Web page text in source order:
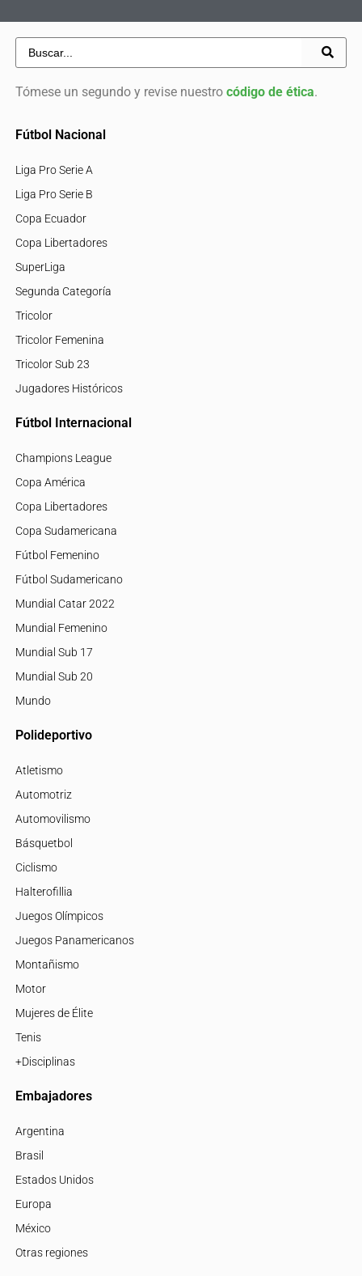
Tómese un segundo y revise nuestro código de ética.
Fútbol Nacional
Liga Pro Serie A
Liga Pro Serie B
Copa Ecuador
Copa Libertadores
SuperLiga
Segunda Categoría
Tricolor
Tricolor Femenina
Tricolor Sub 23
Jugadores Históricos
Fútbol Internacional
Champions League
Copa América
Copa Libertadores
Copa Sudamericana
Fútbol Femenino
Fútbol Sudamericano
Mundial Catar 2022
Mundial Femenino
Mundial Sub 17
Mundial Sub 20
Mundo
Polideportivo
Atletismo
Automotriz
Automovilismo
Básquetbol
Ciclismo
Halterofillia
Juegos Olímpicos
Juegos Panamericanos
Montañismo
Motor
Mujeres de Élite
Tenis
+Disciplinas
Embajadores
Argentina
Brasil
Estados Unidos
Europa
México
Otras regiones